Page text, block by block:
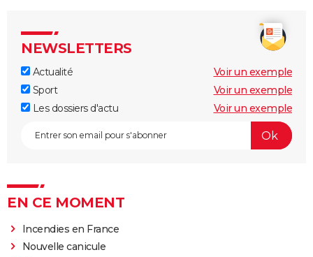
NEWSLETTERS
Actualité
Voir un exemple
Sport
Voir un exemple
Les dossiers d'actu
Voir un exemple
EN CE MOMENT
Incendies en France
Nouvelle canicule